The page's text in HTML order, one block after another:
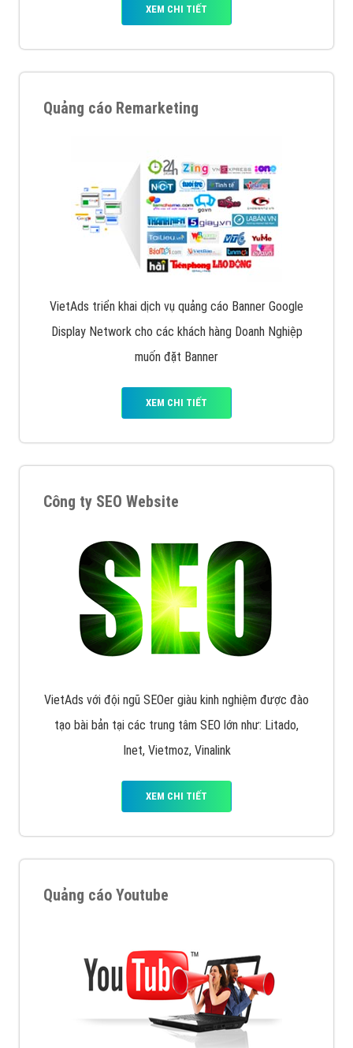
XEM CHI TIẾT
Quảng cáo Remarketing
VietAds triển khai dịch vụ quảng cáo Banner Google
Display Network cho các khách hàng Doanh Nghiệp
muốn đặt Banner
XEM CHI TIẾT
Công ty SEO Website
VietAds với đội ngũ SEOer giàu kinh nghiệm được đào
tạo bài bản tại các trung tâm SEO lớn như: Litado,
Inet, Vietmoz, Vinalink
XEM CHI TIẾT
Quảng cáo Youtube